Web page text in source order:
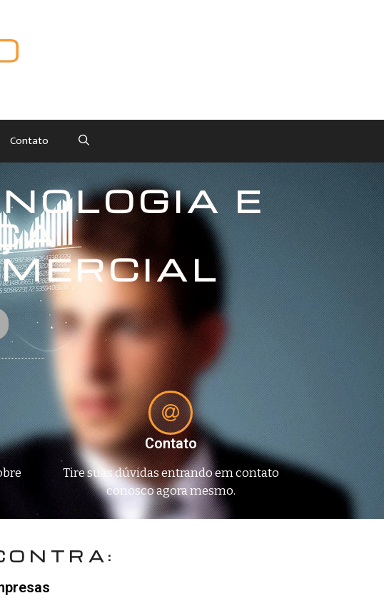
Contato
E
Contato
Tire suas dúvidas entrando em contato
conosco agora mesmo.